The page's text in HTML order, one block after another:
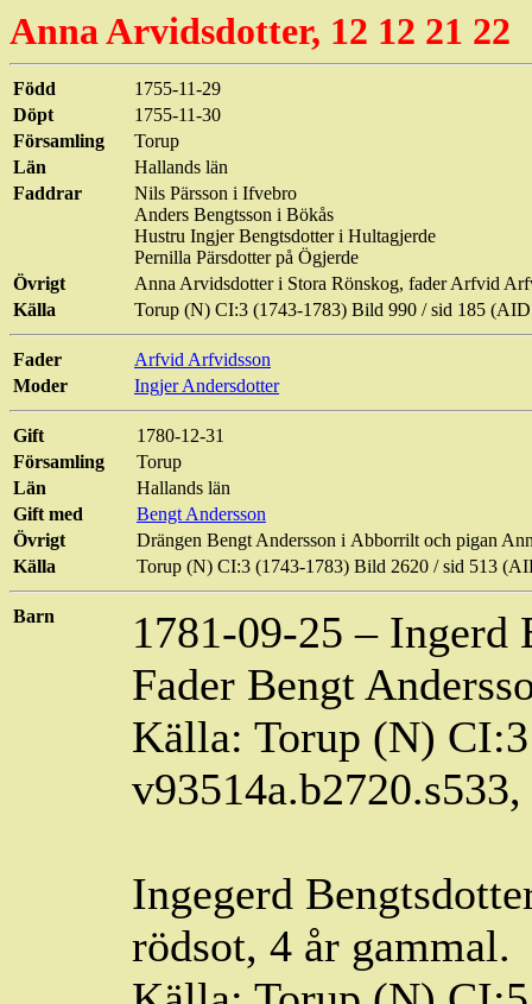
AnnaArvidsdotter, 12 12 21 22
Född
1755-11-29
Döpt
1755-11-30
Församling
Torup
Län
Hallands län
Faddrar
Nils Pärsson i Ifvebro
Anders Bengtsson i Bökås
Hustru Ingjer Bengtsdotteri Hultagjerde
Pernilla Pärsdotter på Ögjerde
Övrigt
Anna Arvidsdotter i Stora Rönskog, faderArfvid
Källa
Torup (N) CI:3 (1743-1783) Bild 990 / sid 185
Fader Arfvid Arfvidsson
Moder
IngjerAndersdotter
Gift
1780-12-31
Församling
Torup
Län
Hallands län
Gift med
Bengt Andersson
Övrigt
Drängen Bengt Andersson i Abborrilt och pigan
Källa
Torup (N) CI:3 (1743-1783) Bild 2620 / sid 513
Barn 1781-09-25 – Ingerd
Fader Bengt
Källa: Torup (N)
Ingegerd
rödsot, 4 år gammal.